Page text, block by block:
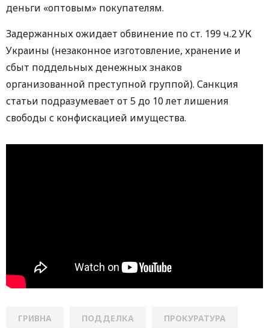
деньги «оптовым» покупателям.
Задержанных ожидает обвинение по ст. 199 ч.2 УК
Украины (незаконное изготовление, хранение и
сбыт поддельных денежных знаков
организованной преступной группой). Санкция
статьи подразумевает от 5 до 10 лет лишения
свободы с конфискацией имущества.
ГРИВНА ПОДДЕЛКА ПРОКУРАТУРА